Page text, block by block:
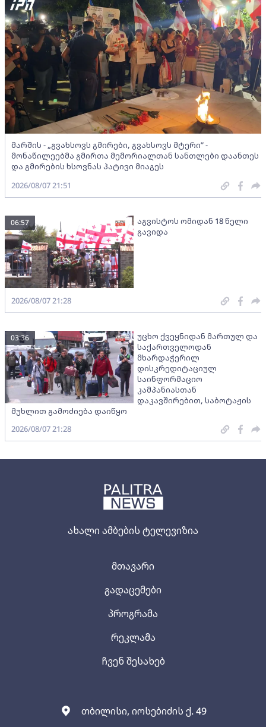
ახალი ამბების ტელევიზია
თბილისი, იოსებიძის ქ. 49
მთავარი
გადაცემები
პროგრამა
რეკლამა
ჩვენ შესახებ
მარშის - „გვახსოვს გმირები, გვახსოვს მტერი” -
მონაწილეებმა გმირთა მემორიალთან სანთლები დაანთეს
და გმირების ხსოვნას პატივი მიაგეს
2026/08/07 21:51
აგვისტოს ომიდან 18 წელი
გავიდა
06:57
2026/08/07 21:28
უცხო ქვეყნიდან მართულ და
საქართველოდან
მხარდაჭერილ
დისკრედიტაციულ
საინფორმაციო
კამპანიასთან
დაკავშირებით, საბოტაჟის
მუხლით გამოძიება დაიწყო
03:36
2026/08/07 21:28